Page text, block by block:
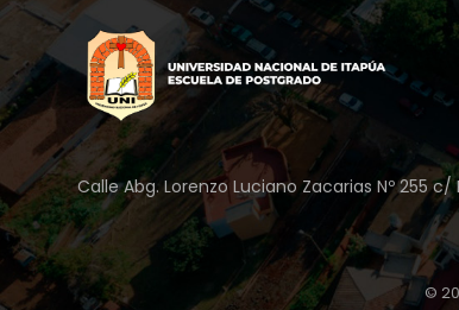
Calle Abg. Lorenzo Luciano Zacarias Nº 255 c/
©